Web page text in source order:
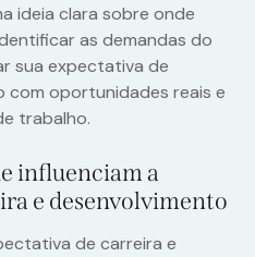
ideia clara sobre onde
as demandas do
sua expectativa de
com oportunidades reais e
trabalho.
influenciam a
e desenvolvimento
de carreira e